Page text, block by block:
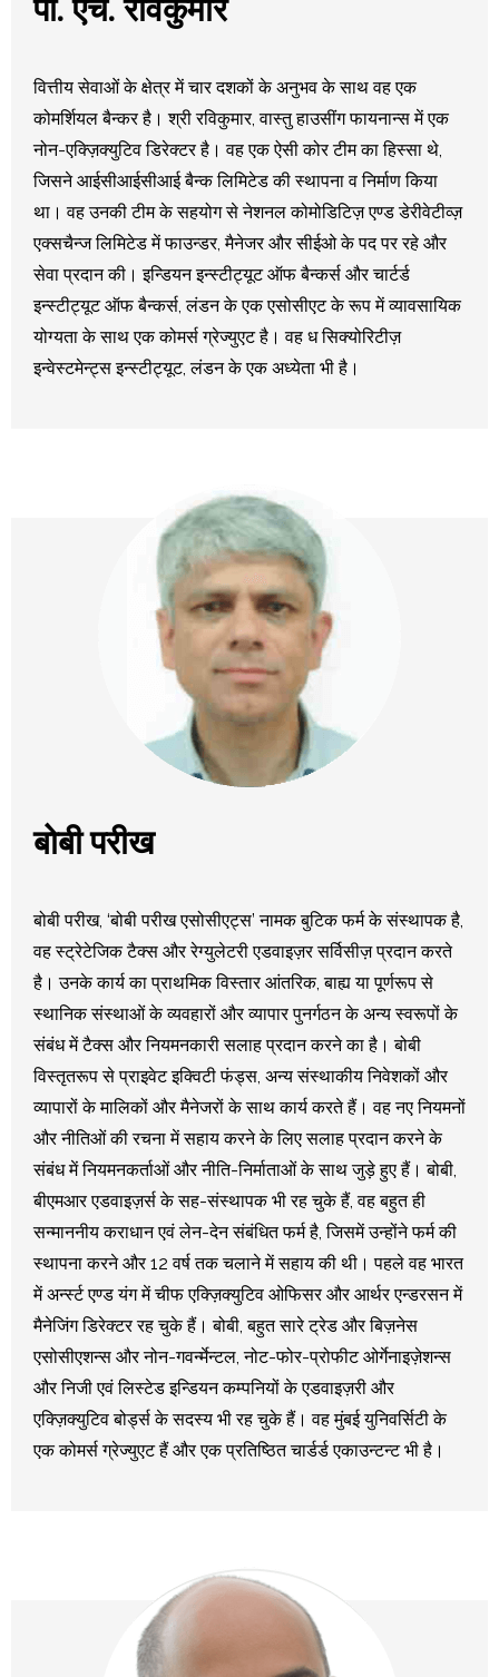
वित्तीय सेवाओं के क्षेत्र में चार दशकों के अनुभव के साथ वह एक
कोमर्शियल बैन्कर है। श्री रविकुमार, वास्तु हाउसींग फायनान्स में एक
नोन-एक्ज़िक्युटिव डिरेक्टर है। वह एक ऐसी कोर टीम का हिस्सा थे,
जिसने आईसीआईसीआई बैन्क लिमिटेड की स्थापना व निर्माण किया
था। वह उनकी टीम के सहयोग से नेशनल कोमोडिटिज़ एण्‍ड डेरीवेटीव्ज़
एक्सचैन्ज लिमिटेड में फाउन्डर, मैनेजर और सीईओ के पद पर रहे और
सेवा प्रदान की। इन्डियन इन्स्टीट्यूट ऑफ बैन्कर्स और चार्टर्ड
इन्स्टीट्यूट ऑफ बैन्कर्स, लंडन के एक एसोसीएट के रूप में व्यावसायिक
योग्यता के साथ एक कोमर्स ग्रेज्युएट है। वह ध सिक्योरिटीज़
इन्वेस्टमेन्ट्स इन्स्टीट्यूट, लंडन के एक अध्‍येता भी है।
बोबी परीख
बोबी परीख, ‘बोबी परीख एसोसीएट्स’ नामक बुटिक फर्म के संस्थापक है,
वह स्ट्रेटेजिक टैक्स और रेग्युलेटरी एडवाइज़र सर्विसीज़ प्रदान करते
है। उनके कार्य का प्राथमिक विस्तार आंतरिक, बाह्य या पूर्णरूप से
स्थानिक संस्थाओं के व्यवहारों और व्यापार पुनर्गठन के अन्य स्‍वरूपों के
संबंध में टैक्स और नियमनकारी सलाह प्रदान करने का है। बोबी
विस्तृतरूप से प्राइवेट इक्विटी फंड्स, अन्य संस्थाकीय निवेशकों और
व्यापारों के मालिकों और मैनेजरों के साथ कार्य करते हैं। वह नए नियमनों
और नीतिओं की रचना में सहाय करने के लिए सलाह प्रदान करने के
संबंध में नियमनकर्ताओं और नीति-निर्माताओं के साथ जुड़े हुए हैं। बोबी,
बीएमआर एडवाइज़र्स के सह-संस्थापक भी रह चुके हैं, वह बहुत ही
सन्माननीय कराधान एवं लेन-देन संबंधित फर्म है, जिसमें उन्होंने फर्म की
स्थापना करने और 12 वर्ष तक चलाने में सहाय की थी। पहले वह भारत
में अर्न्स्ट एण्‍ड यंग में चीफ एक्ज़िक्युटिव ओफिसर और आर्थर एन्‍डरसन में
मैनेजिंग डिरेक्टर रह चुके हैं। बोबी, बहुत सारे ट्रेड और बिज़नेस
एसोसीएशन्स और नोन-गवर्न्मेन्टल, नोट-फोर-प्रोफीट ओर्गेनाइज़ेशन्स
और निजी एवं लिस्टेड इन्डियन कम्पनियों के एडवाइज़री और
एक्ज़िक्युटिव बोर्ड्स के सदस्‍य भी रह चुके हैं। वह मुंबई युनिवर्सिटी के
एक कोमर्स ग्रेज्युएट हैं और एक प्रतिष्‍ठित चार्डर्ड एकाउन्टन्ट भी है।